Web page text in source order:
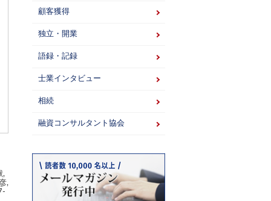
,
,
顧客獲得
独立・開業
語録・記録
士業インタビュー
相続
融資コンサルタント協会